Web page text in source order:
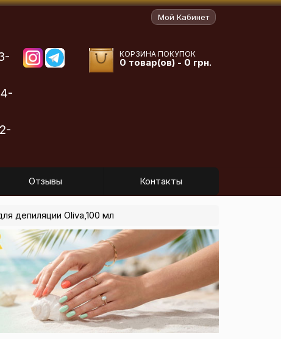
Мой Кабинет
КОРЗИНА ПОКУПОК
0 товар(ов) - 0 грн.
Отзывы Контакты
депиляции Oliva,100 мл